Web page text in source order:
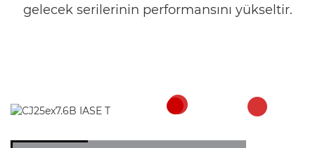
gelecek serilerinin performansını yükseltir.